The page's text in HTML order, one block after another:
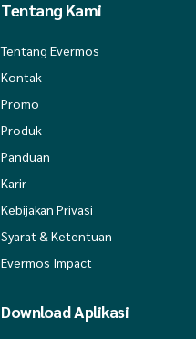
Tentang Kami
Tentang Evermos
Kontak
Promo
Produk
Panduan
Karir
Kebijakan Privasi
Syarat & Ketentuan
Evermos Impact
Download Aplikasi